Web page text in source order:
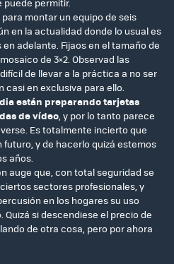
para montar un equipo de seis
en la actualidad donde lo usual es
adelante. Fijaos en el tamaño de
de 3×2. Observad las
de llevar a la práctica a no ser
en exclusiva para ello.
están preparando tarjetas
de vídeo , y por lo tanto parece
Es totalmente incierto que
y de hacerlo quizá estemos
años.
auge que, con total seguridad se
sectores profesionales, y
en los hogares su uso
si descendiese el precio de
de otra cosa, pero por ahora